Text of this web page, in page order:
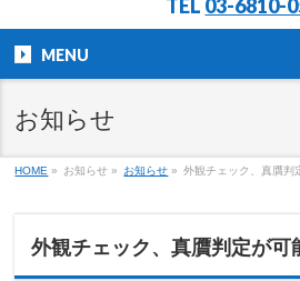
TEL 03-6810-
MENU
お知らせ
HOME » お知らせ » お知らせ » 外観チェック、真贋判
外観チェック、真贋判定が可